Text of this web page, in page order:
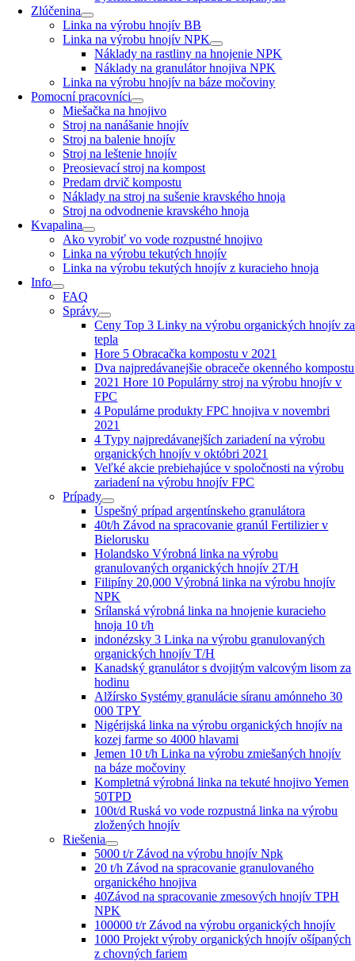
Zlúčenina
Linka na výrobu hnojív BB
Linka na výrobu hnojív NPK
Náklady na rastliny na hnojenie NPK
Náklady na granulátor hnojiva NPK
Linka na výrobu hnojív na báze močoviny
Pomocní pracovníci
Miešačka na hnojivo
Stroj na nanášanie hnojív
Stroj na balenie hnojív
Stroj na leštenie hnojív
Preosievací stroj na kompost
Predam drvič kompostu
Náklady na stroj na sušenie kravského hnoja
Stroj na odvodnenie kravského hnoja
Kvapalina
Ako vyrobiť vo vode rozpustné hnojivo
Linka na výrobu tekutých hnojív
Linka na výrobu tekutých hnojív z kuracieho hnoja
Info
FAQ
Správy
Ceny Top 3 Linky na výrobu organických hnojív za
tepla
Hore 5 Obracačka kompostu v 2021
Dva najpredávanejšie obraceče okenného kompostu
2021 Hore 10 Populárny stroj na výrobu hnojív v
FPC
4 Populárne produkty FPC hnojiva v novembri
2021
4 Typy najpredávanejších zariadení na výrobu
organických hnojív v októbri 2021
Veľké akcie prebiehajúce v spoločnosti na výrobu
zariadení na výrobu hnojív FPC
Prípady
Úspešný prípad argentínskeho granulátora
40t/h Závod na spracovanie granúl Fertilizier v
Bielorusku
Holandsko Výrobná linka na výrobu
granulovaných organických hnojív 2T/H
Filipíny 20,000 Výrobná linka na výrobu hnojív
NPK
Srílanská výrobná linka na hnojenie kuracieho
hnoja 10 t/h
indonézsky 3 Linka na výrobu granulovaných
organických hnojív T/H
Kanadský granulátor s dvojitým valcovým lisom za
hodinu
Alžírsko Systémy granulácie síranu amónneho 30
000 TPY
Nigérijská linka na výrobu organických hnojív na
kozej farme so 4000 hlavami
Jemen 10 t/h Linka na výrobu zmiešaných hnojív
na báze močoviny
Kompletná výrobná linka na tekuté hnojivo Yemen
50TPD
100t/d Ruská vo vode rozpustná linka na výrobu
zložených hnojív
Riešenia
5000 t/r Závod na výrobu hnojív Npk
20 t/h Závod na spracovanie granulovaného
organického hnojiva
40Závod na spracovanie zmesových hnojív TPH
NPK
100000 t/r Závod na výrobu organických hnojív
1000 Projekt výroby organických hnojív ošípaných
z chovných fariem